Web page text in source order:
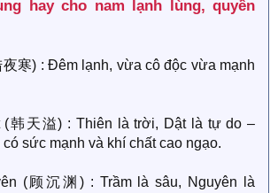
hay cho nam lạnh lùng, quyền
夜寒) : Đêm lạnh, vừa cô độc vừa mạnh
(韩天溢) : Thiên là trời, Dật là tự do –
sức mạnh và khí chất cao ngạo.
(顾沉渊) : Trầm là sâu, Nguyên là